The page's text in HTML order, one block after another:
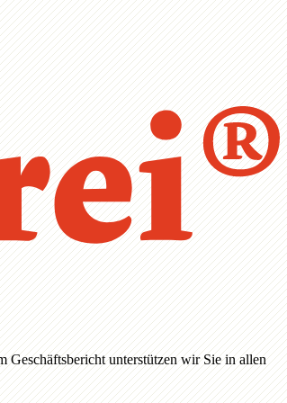
Geschäftsbericht unterstützen wir Sie in allen